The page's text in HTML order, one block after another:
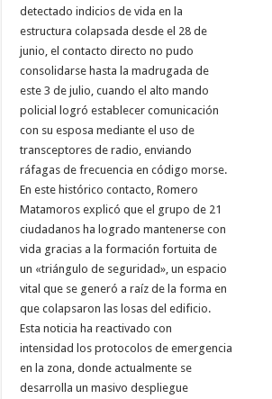
detectado indicios de vida en la
estructura colapsada desde el 28 de
junio, el contacto directo no pudo
consolidarse hasta la madrugada de
este 3 de julio, cuando el alto mando
policial logró establecer comunicación
con su esposa mediante el uso de
transceptores de radio, enviando
ráfagas de frecuencia en código morse.
En este histórico contacto, Romero
Matamoros explicó que el grupo de 21
ciudadanos ha logrado mantenerse con
vida gracias a la formación fortuita de
un «triángulo de seguridad», un espacio
vital que se generó a raíz de la forma en
que colapsaron las losas del edificio.
Esta noticia ha reactivado con
intensidad los protocolos de emergencia
en la zona, donde actualmente se
desarrolla un masivo despliegue